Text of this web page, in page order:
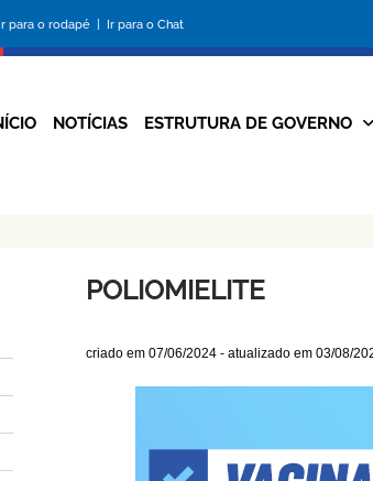
Ir para o rodapé | Ir para o Chat
da
NOTÍCIAS ESTRUTURA DE GOVERNO
POLIOMIELITE
criado em 07/06/2024- atualizado em 03/08/